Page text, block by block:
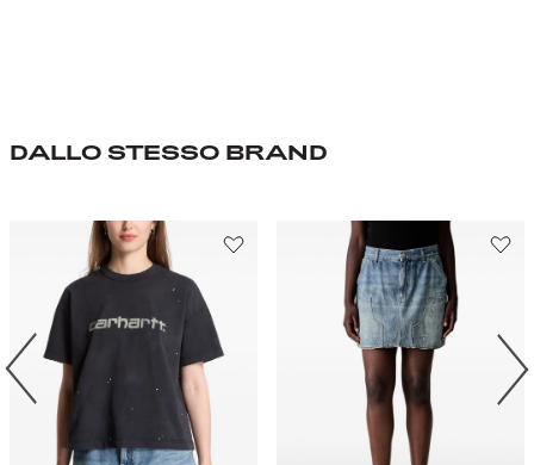
DALLO STESSO BRAND